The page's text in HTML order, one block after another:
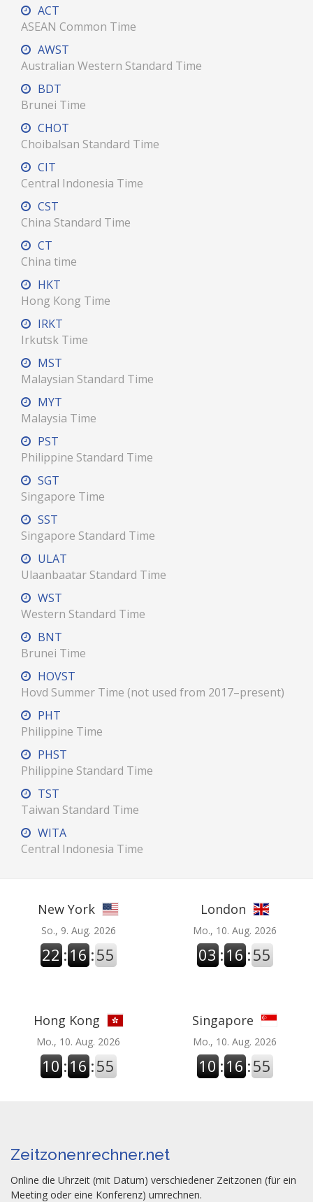
ACT
ASEAN Common Time
AWST
Australian Western Standard Time
BDT
Brunei Time
CHOT
Choibalsan Standard Time
CIT
Central Indonesia Time
CST
China Standard Time
CT
China time
HKT
Hong Kong Time
IRKT
Irkutsk Time
MST
Malaysian Standard Time
MYT
Malaysia Time
PST
Philippine Standard Time
SGT
Singapore Time
SST
Singapore Standard Time
ULAT
Ulaanbaatar Standard Time
WST
Western Standard Time
BNT
Brunei Time
HOVST
Hovd Summer Time (not used from 2017–present)
PHT
Philippine Time
PHST
Philippine Standard Time
TST
Taiwan Standard Time
WITA
Central Indonesia Time
New York
So., 9. Aug. 2026
22 :16 :55
London
Mo., 10. Aug. 2026
03 :16 :55
Hong Kong
Mo., 10. Aug. 2026
10 :16 :55
Singapore
Mo., 10. Aug. 2026
10 :16 :55
Zeitzonenrechner.net
Online die Uhrzeit (mit Datum) verschiedener Zeitzonen (für ein
Meeting oder eine Konferenz) umrechnen.